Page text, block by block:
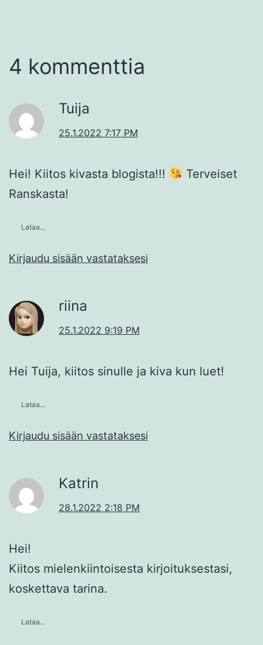
4 kommenttia
Tuija
25.1.2022 7:17 PM
Hei! Kiitos kivasta blogista!!!
Terveiset
Ranskasta!
Lataa...
Kirjaudu sisään vastataksesi
riina
25.1.2022 9:19 PM
Hei Tuija, kiitos sinulle ja kiva kun luet!
Lataa...
Kirjaudu sisään vastataksesi
Katrin
28.1.2022 2:18 PM
Hei!
Kiitos mielenkiintoisesta kirjoituksestasi,
koskettava tarina.
Lataa...